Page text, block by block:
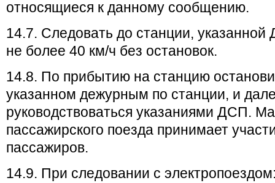
относящиеся к данному сообщению.
14.7. Следовать до станции,
не более 40 км/ч без остановок.
14.8. По прибытию на станцию
указанном дежурным по станции, и
руководствоваться указаниями ДСП.
пассажирского поезда принимает
пассажиров.
14.9. При следовании с